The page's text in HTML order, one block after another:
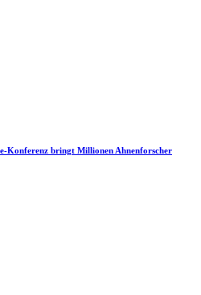
Konferenz bringt Millionen Ahnenforscher